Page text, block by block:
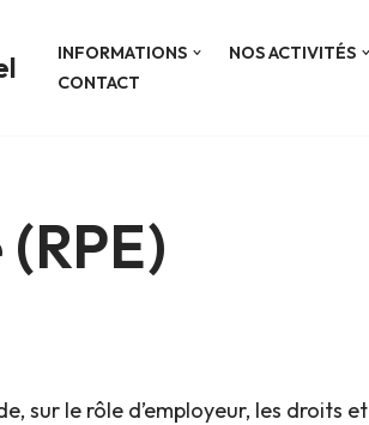
INFORMATIONS NOS ACTIVITÉS
CONTACT
sur le rôle d’employeur, les droits